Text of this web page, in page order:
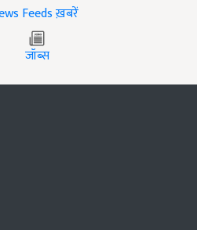
ख़बरें
जॉब्स